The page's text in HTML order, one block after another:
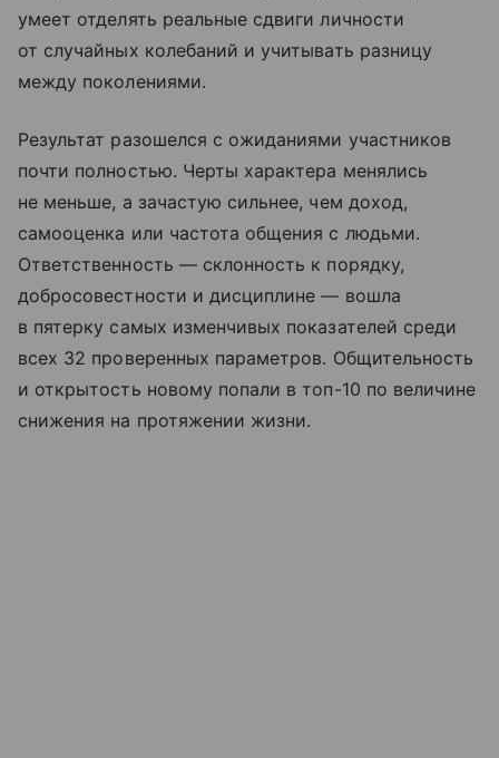
умеет отделять реальные сдвиги личности
от случайных колебаний и учитывать разницу
между поколениями.
Результат разошелся с ожиданиями участников
почти полностью. Черты характера менялись
не меньше, а зачастую сильнее, чем доход,
самооценка или частота общения с людьми.
Ответственность — склонность к порядку,
добросовестности и дисциплине — вошла
в пятерку самых изменчивых показателей среди
всех 32 проверенных параметров. Общительность
и открытость новому попали в топ-10 по величине
снижения на протяжении жизни.